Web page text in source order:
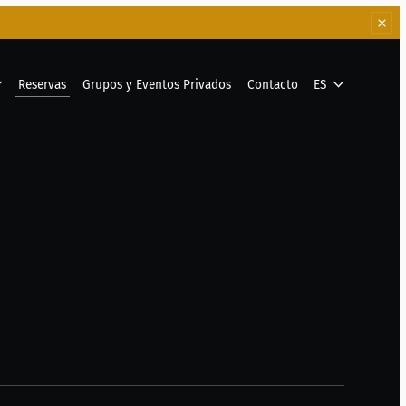
Reservas Grupos y Eventos Privados Contacto ES